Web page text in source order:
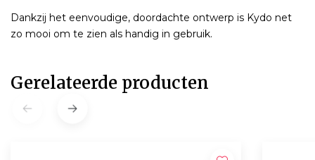
Dankzij het eenvoudige, doordachte ontwerp is Kydo net
zo mooi om te zien als handig in gebruik.
Gerelateerde producten